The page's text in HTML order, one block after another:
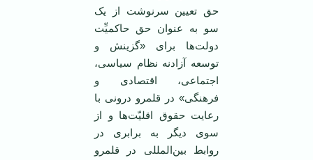
حق تعیین سرنوشت از یک
سو به عنوان حق حاکمیِّت
دولت‌ها برای «گزینش و
توسعه آزادنه نظام سیاسی،
اجتماعی، اقتصادی و
فرهنگی» در قلمرو درونی با
رعایت حقوق اقلیّت‌ها و از
سوی دیگر به برابری در
روابط بین‌المللی در قلمرو